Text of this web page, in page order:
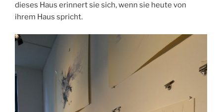
dieses Haus erinnert sie sich, wenn sie heute von
ihrem Haus spricht.